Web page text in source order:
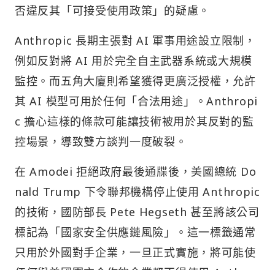
否違反其「可接受使用政策」的疑慮。
Anthropic 長期主張對 AI 軍事用途設立限制，
例如反對將 AI 用於完全自主武器系統或大規模
監控。而五角大廈則希望獲得更廣泛授權，允許
其 AI 模型可用於任何「合法用途」。Anthropi
c 擔心這樣的條款可能讓技術被用於其反對的監
控場景，導致雙方談判一度破裂。
在 Amodei 拒絕政府最後通牒後，美國總統 Do
nald Trump 下令聯邦機構停止使用 Anthropic
的技術，國防部長 Pete Hegseth 甚至將該公司
標記為「國家安全供應鏈風險」。這一標籤通常
只用於外國對手企業，一旦正式實施，將可能使